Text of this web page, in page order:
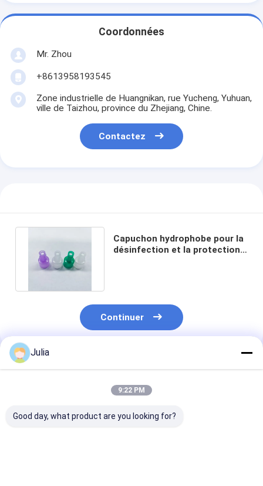
Coordonnées
Mr. Zhou
+8613958193545
Zone industrielle de Huangnikan, rue Yucheng, Yuhuan,
ville de Taizhou, province du Zhejiang, Chine.
Contactez
Capuchon hydrophobe pour la
désinfection et la protection
Continuer
Produits Recommandés
Julia
9:22 PM
Good day, what product are you looking for?